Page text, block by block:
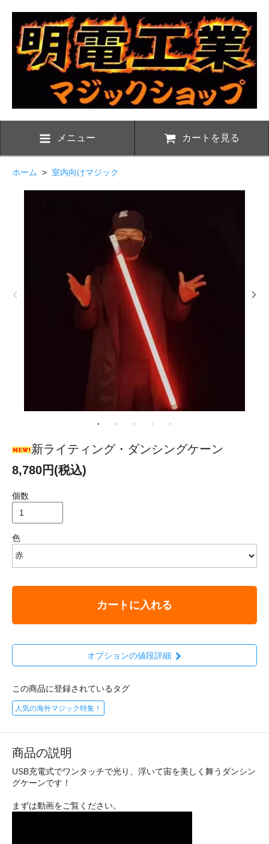
メニュー カートを見る
ホーム > 室内向けマジック
新ライティング・ダンシングケーン
8,780円(税込)
個数
色
カートに入れる
オプションの値段詳細
この商品に登録されているタグ
人気の海外マジック特集！
商品の説明
USB充電式でワンタッチで光り、浮いて宙を美しく舞うダンシン
グケーンです！
まずは動画をご覧ください。